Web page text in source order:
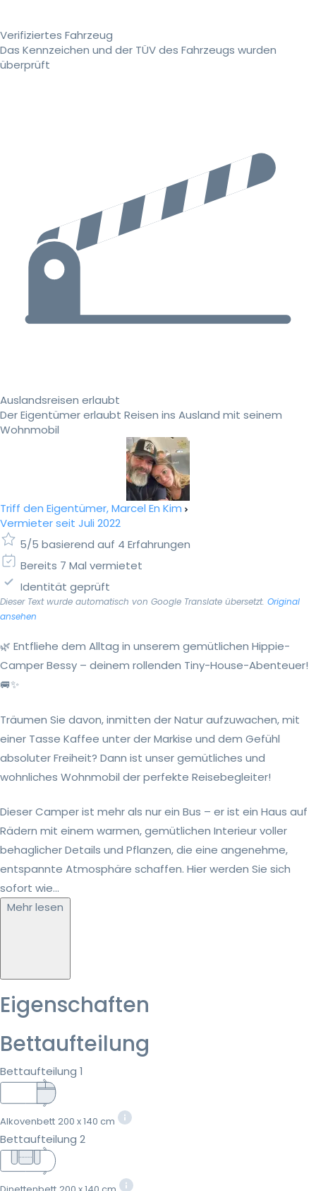
Verifiziertes Fahrzeug
Das Kennzeichen und der TÜV des Fahrzeugs wurden
überprüft
Auslandsreisen erlaubt
Der Eigentümer erlaubt Reisen ins Ausland mit seinem
Wohnmobil
Triff den Eigentümer, Marcel En Kim
Vermieter seit Juli 2022
5/5 basierend auf 4 Erfahrungen
Bereits 7 Mal vermietet
Identität geprüft
Dieser Text wurde automatisch von Google Translate übersetzt. Original
ansehen
🌿 Entfliehe dem Alltag in unserem gemütlichen Hippie-
Camper Bessy – deinem rollenden Tiny-House-Abenteuer!
🚐✨
Träumen Sie davon, inmitten der Natur aufzuwachen, mit
einer Tasse Kaffee unter der Markise und dem Gefühl
absoluter Freiheit? Dann ist unser gemütliches und
wohnliches Wohnmobil der perfekte Reisebegleiter!
Dieser Camper ist mehr als nur ein Bus – er ist ein Haus auf
Rädern mit einem warmen, gemütlichen Interieur voller
behaglicher Details und Pflanzen, die eine angenehme,
entspannte Atmosphäre schaffen. Hier werden Sie sich
sofort wie...
Mehr lesen
Eigenschaften
Bettaufteilung
Bettaufteilung 1
Alkovenbett 200 x 140 cm
Bettaufteilung 2